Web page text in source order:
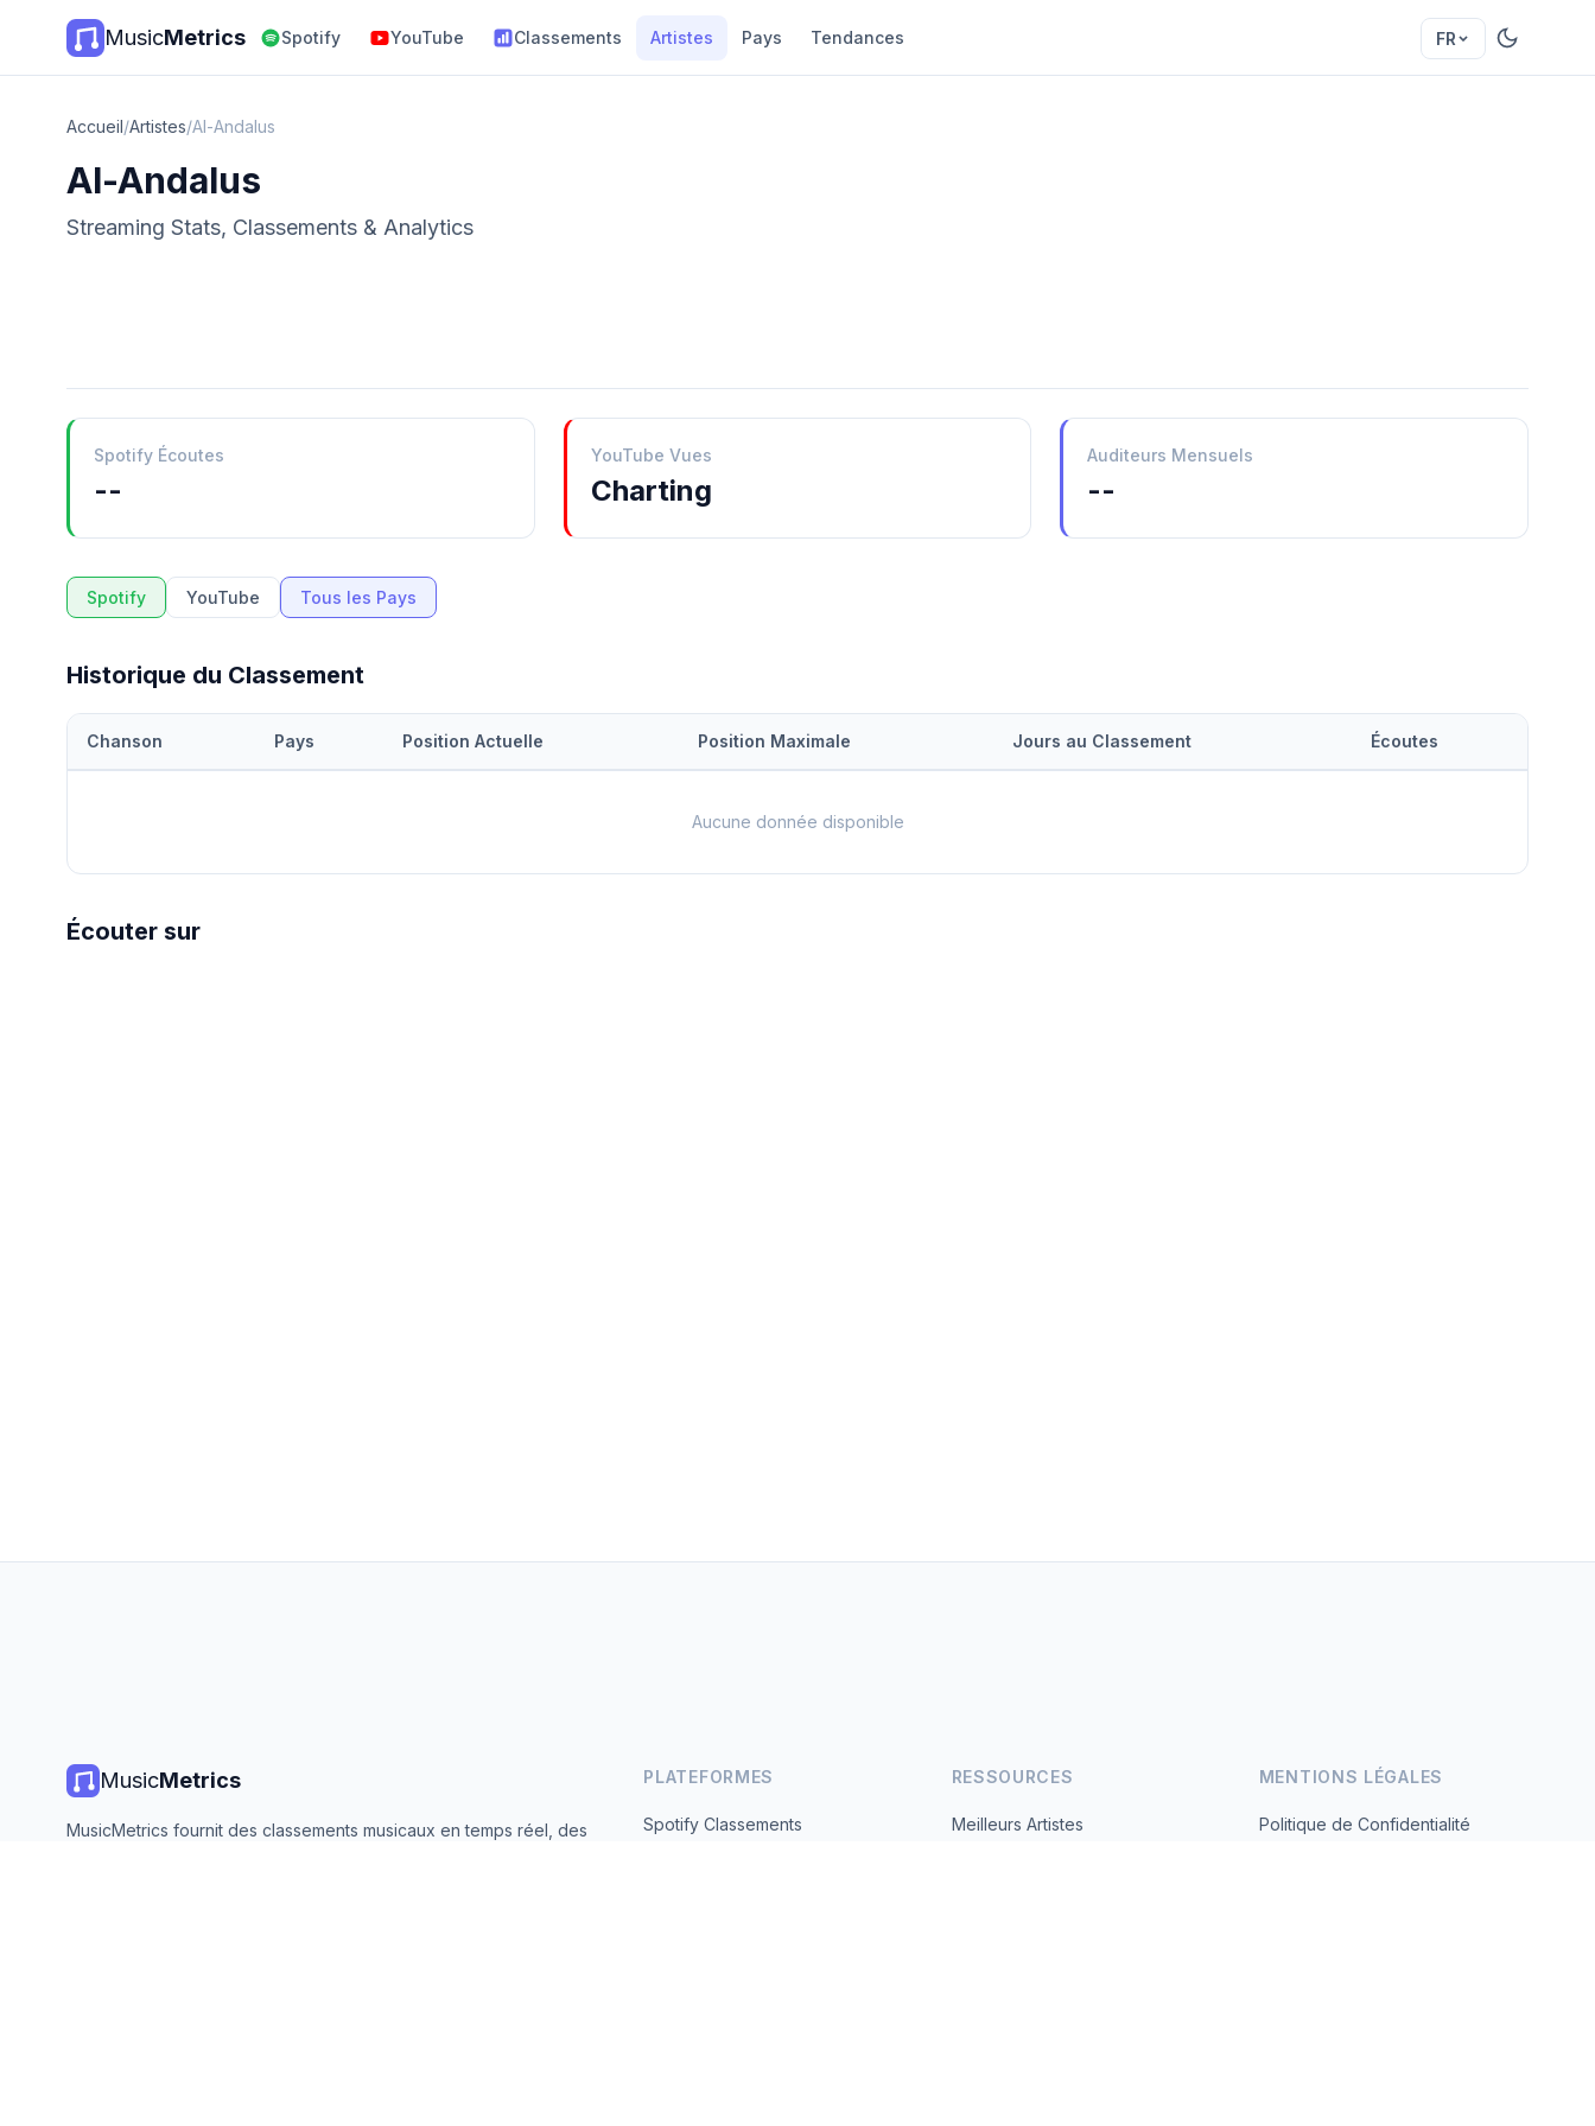
MusicMetrics Spotify YouTube Classements Artistes Pays Tendances FR
Accueil/Artistes/Al-Andalus
Al-Andalus
Streaming Stats, Classements & Analytics
Spotify Écoutes
--
YouTube Vues
Charting
Auditeurs Mensuels
--
Spotify YouTube Tous les Pays
Historique du Classement
Chanson Pays Position Actuelle Position Maximale Jours au Classement Écoutes
Aucune donnée disponible
Écouter sur
MusicMetrics
MusicMetrics fournit des classements musicaux en temps réel, des
PLATEFORMES
Spotify Classements
RESSOURCES
Meilleurs Artistes
MENTIONS LÉGALES
Politique de Confidentialité